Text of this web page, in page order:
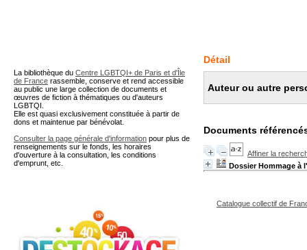
Détail
Auteur ou autre
Documents
Affiner la
Dossier Hommage à
Catalogue collectif de
La bibliothèque du Centre LGBTQI+ de Paris et d'Île
de France rassemble, conserve et rend accessible
au public une large collection de documents et
œuvres de fiction à thématiques ou d'auteurs
LGBTQI.
Elle est quasi exclusivement constituée à partir de
dons et maintenue par bénévolat.
Consulter la page générale d'information pour plus de
renseignements sur le fonds, les horaires
d'ouverture à la consultation, les conditions
d'emprunt, etc.